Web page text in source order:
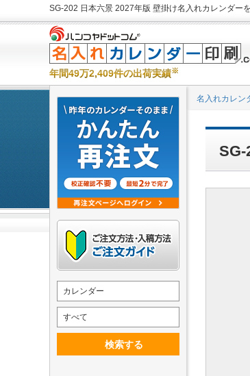
SG-202 日本六景 2027年版 壁掛け名入れカレンダー
年間49万2,409件の出荷実績※
名入れカレン
SG-
カレンダー
すべて
検索する